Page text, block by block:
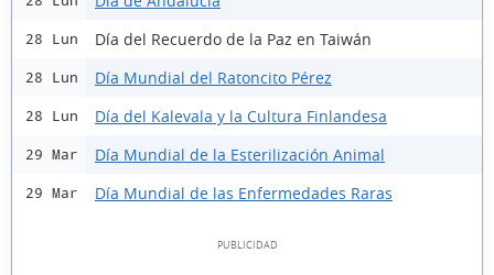
28 Lun Día del Recuerdo de la Paz en Taiwán
28 Lun Día Mundial del Ratoncito Pérez
28 Lun Día del Kalevala y la Cultura Finlandesa
29 Mar Día Mundial de la Esterilización Animal
29 Mar Día Mundial de las Enfermedades Raras